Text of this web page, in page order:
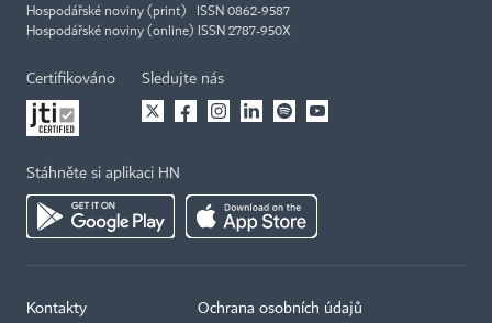
Hospodářské noviny (print) ISSN 0862-9587
Hospodářské noviny (online) ISSN 2787-950X
Certifikováno Sledujte nás
Stáhněte si aplikaci HN
Kontakty Ochrana osobních údajů